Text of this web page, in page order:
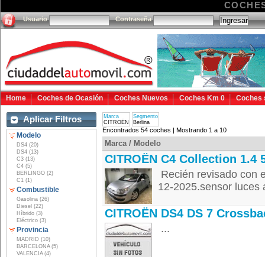
Usuario Contraseña
Home Coches de Ocasión Coches Nuevos Coches Km 0 Coches
Aplicar Filtros
Modelo
DS4 (20)
DS4 (13)
C3 (13)
C4 (5)
BERLINGO (2)
C1 (1)
Combustible
Gasolina (26)
Diesel (22)
Híbrido (3)
Eléctrico (3)
Provincia
MADRID (10)
BARCELONA (5)
VALENCIA (4)
Marca
CITROËN
Segmento
Berlina
Encontrados 54 coches | Mostrando 1 a 10
Marca / Modelo
CITROËN C4 Collection 1.4
Recién revisado con
12-2025.sensor luces
CITROËN DS4 DS 7
...